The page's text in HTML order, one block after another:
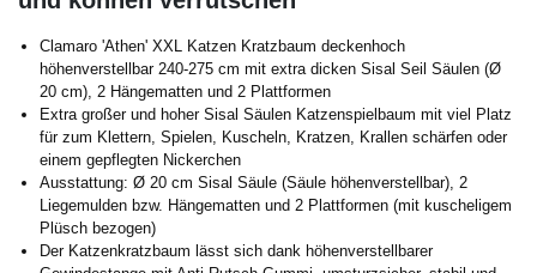
Clamaro 'Athen' XXL Katzen Kratzbaum deckenhoch
höhenverstellbar 240-275 cm mit extra dicken Sisal Seil Säulen (Ø
20 cm), 2 Hängematten und 2 Plattformen
Extra großer und hoher Sisal Säulen Katzenspielbaum mit viel Platz
für zum Klettern, Spielen, Kuscheln, Kratzen, Krallen schärfen oder
einem gepflegten Nickerchen
Ausstattung: Ø 20 cm Sisal Säule (Säule höhenverstellbar), 2
Liegemulden bzw. Hängematten und 2 Plattformen (mit kuscheligem
Plüsch bezogen)
Der Katzenkratzbaum lässt sich dank höhenverstellbarer